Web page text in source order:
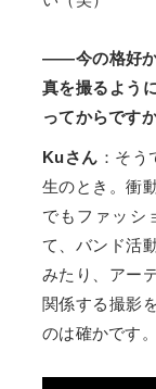
――今の格好か
真を撮るよう
ってからです
Kuさん ：そ
生のとき。衝
でもファッシ
て、バンド活
みたり、アー
関係する撮影
のは確かです。